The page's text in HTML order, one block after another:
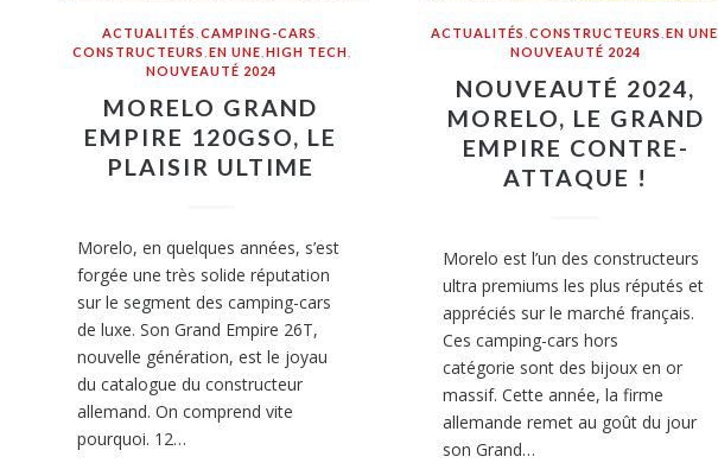
ACTUALITÉS ,CAMPING-CARS
CONSTRUCTEURS EN UNE HIGH TECH
NOUVEAUTÉ 2024
MORELO GRAND
EMPIRE 120GSO, LE
PLAISIR ULTIME
Morelo, en quelques années, s’est
forgée une très solide réputation
sur le segment des camping-cars
de luxe. Son Grand Empire 26T,
nouvelle génération, est le joyau
du catalogue du constructeur
allemand. On comprend vite
pourquoi. 12…
ACTUALITÉS ,CONSTRUCTEURS ,EN UNE
NOUVEAUTÉ 2024
NOUVEAUTÉ 2024,
MORELO, LE GRAND
EMPIRE CONTRE-
ATTAQUE !
Morelo est l’un des constructeurs
ultra premiums les plus réputés et
appréciés sur le marché français.
Ces camping-cars hors
catégorie sont des bijoux en or
massif. Cette année, la firme
allemande remet au goût du jour
son Grand…